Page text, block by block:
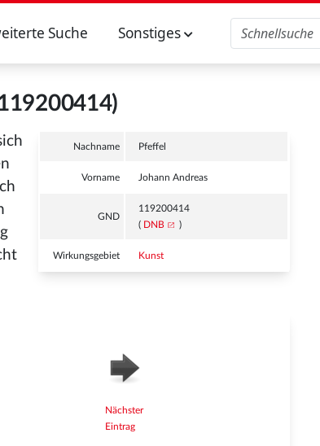
Suche Sonstiges
Nachname Pfeffel
Vorname Johann Andreas
GND
119200414
( DNB )
Wirkungsgebiet Kunst
Nächster
Eintrag